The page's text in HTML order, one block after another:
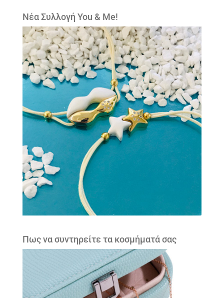
Νέα Συλλογή You & Me!
Πως να συντηρείτε τα κοσμήματά σας